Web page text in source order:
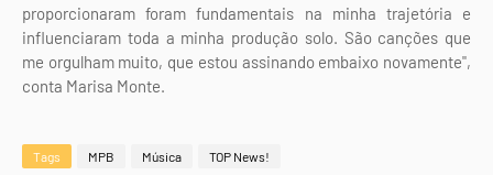
proporcionaram foram fundamentais na minha trajetória e
influenciaram toda a minha produção solo. São canções que
me orgulham muito, que estou assinando embaixo novamente",
conta Marisa Monte.
Tags MPB Música TOP News!